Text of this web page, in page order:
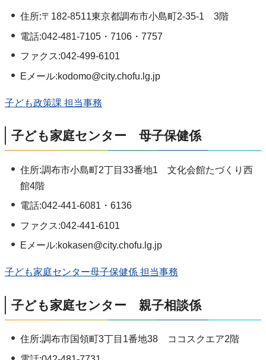
住所:〒182-8511東京都調布市小島町2-35-1 3階
電話:042-481-7105・7106・7757
ファクス:042-499-6101
Eメール:kodomo@city.chofu.lg.jp
子ども政策課 担当事務
子ども家庭センター 母子保健係
住所:調布市小島町2丁目33番地1 文化会館たづくり西
館4階
電話:042-441-6081・6136
ファクス:042-441-6101
Eメール:kokasen@city.chofu.lg.jp
子ども家庭センター母子保健係 担当事務
子ども家庭センター 親子相談係
住所:調布市国領町3丁目1番地38 ココスクエア2階